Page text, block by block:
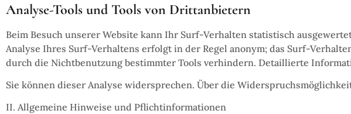
Analyse-Tools und Tools von Drittanbietern
Beim Besuch unserer Website kann Ihr Surf-Verhalten statistisch
Analyse Ihres Surf-Verhaltens erfolgt in der Regel anonym; das Surf-
durch die Nichtbenutzung bestimmter Tools verhindern. Detaillierte
Sie können dieser Analyse widersprechen. Über die
II. Allgemeine Hinweise und Pflichtinformationen